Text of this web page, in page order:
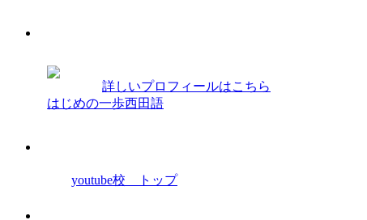
詳しいプロフィールはこちら
はじめの一歩西田語
youtube校 トップ